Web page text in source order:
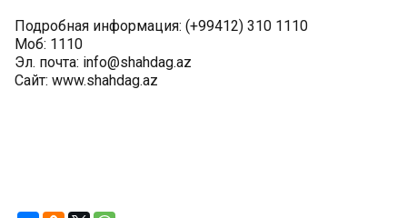
Подробная информация: (+99412) 310 1110
Моб: 1110
Эл. почта: info@shahdag.az
Сайт: www.shahdag.az